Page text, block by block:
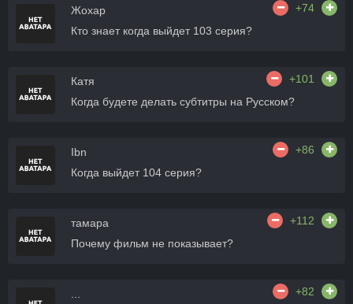
Жохар
+74
Кто знает когда выйдет 103 серия?
Катя
+101
Когда будете делать субтитры на Русском?
Ibn
+86
Когда выйдет 104 серия?
тамара
+112
Почему фильм не показывает?
+82